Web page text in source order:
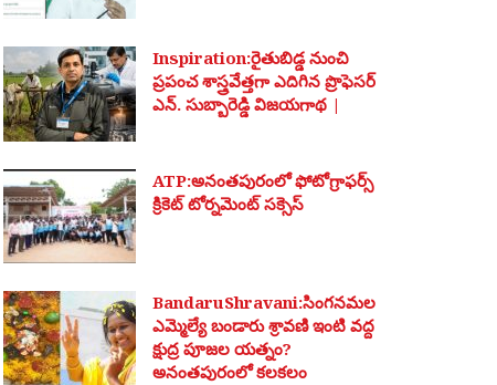
Inspiration:రైతుబిడ్డ నుంచి
ప్రపంచ శాస్త్రవేత్తగా ఎదిగిన ప్రొఫెసర్
ఎన్. సుబ్బారెడ్డి విజయగాథ |
ATP:అనంతపురంలో ఫోటోగ్రాఫర్స్
క్రికెట్ టోర్నమెంట్ సక్సెస్
BandaruShravani:సింగనమల
ఎమ్మెల్యే బండారు శ్రావణి ఇంటి వద్ద
క్షుద్ర పూజల యత్నం?
అనంతపురంలో కలకలం